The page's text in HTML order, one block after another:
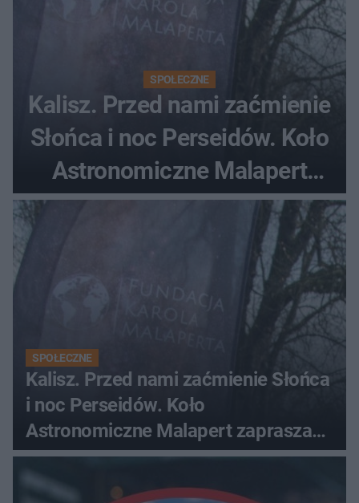
SPOŁECZNE
Kalisz. Przed nami zaćmienie
Słońca i noc Perseidów. Koło
Astronomiczne Malapert
zaprasza na wspólne
SPOŁECZNE
Kalisz. Przed nami zaćmienie Słońca
i noc Perseidów. Koło
Astronomiczne Malapert zaprasza
na wspólne obserwacje